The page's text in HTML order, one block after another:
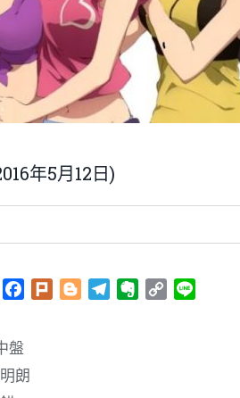
年5月12日)
Facebook
Plurk BloggerTelegramEvernote
Copy
盤
朗